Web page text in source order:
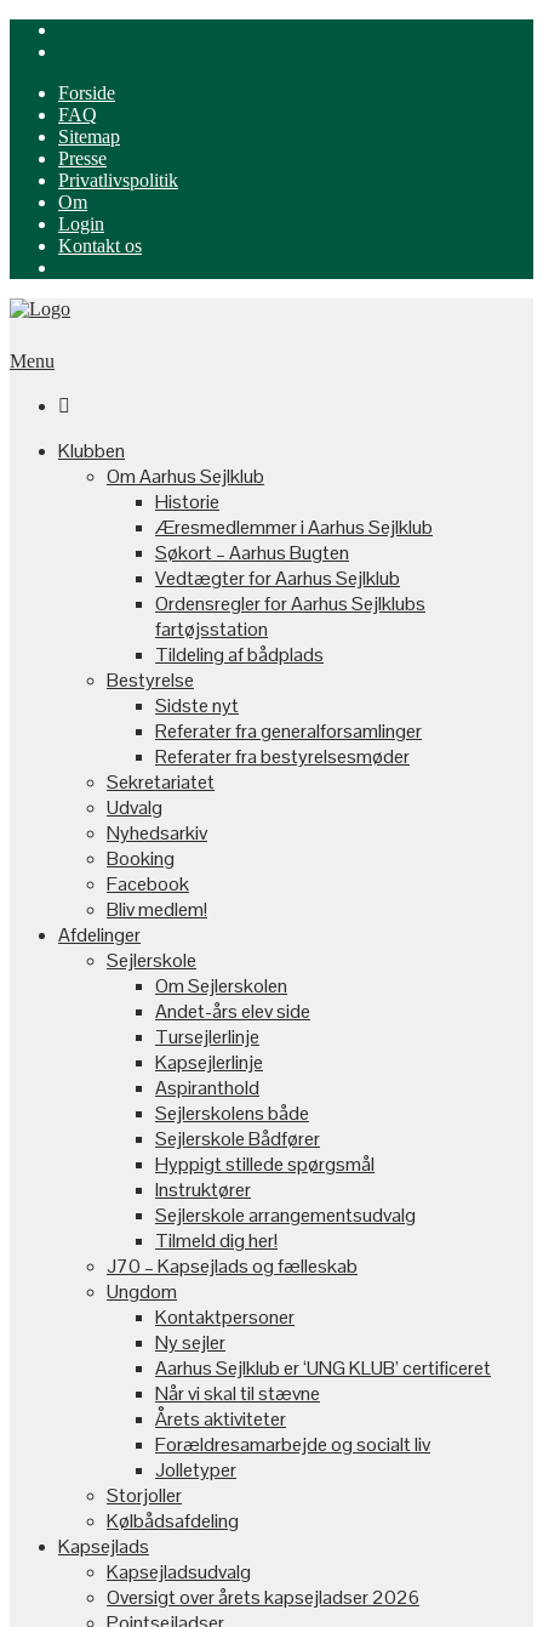
Forside
FAQ
Sitemap
Presse
Privatlivspolitik
Om
Login
Kontakt os
Menu

Klubben
Om Aarhus Sejlklub
Historie
Æresmedlemmer i Aarhus Sejlklub
Søkort – Aarhus Bugten
Vedtægter for Aarhus Sejlklub
Ordensregler for Aarhus Sejlklubs
fartøjsstation
Tildeling af bådplads
Bestyrelse
Sidste nyt
Referater fra generalforsamlinger
Referater fra bestyrelsesmøder
Sekretariatet
Udvalg
Nyhedsarkiv
Booking
Facebook
Bliv medlem!
Afdelinger
Sejlerskole
Om Sejlerskolen
Andet-års elev side
Tursejlerlinje
Kapsejlerlinje
Aspiranthold
Sejlerskolens både
Sejlerskole Bådfører
Hyppigt stillede spørgsmål
Instruktører
Sejlerskole arrangementsudvalg
Tilmeld dig her!
J70 – Kapsejlads og fælleskab
Ungdom
Kontaktpersoner
Ny sejler
Aarhus Sejlklub er ‘UNG KLUB’ certificeret
Når vi skal til stævne
Årets aktiviteter
Forældresamarbejde og socialt liv
Jolletyper
Storjoller
Kølbådsafdeling
Kapsejlads
Kapsejladsudvalg
Oversigt over årets kapsejladser 2026